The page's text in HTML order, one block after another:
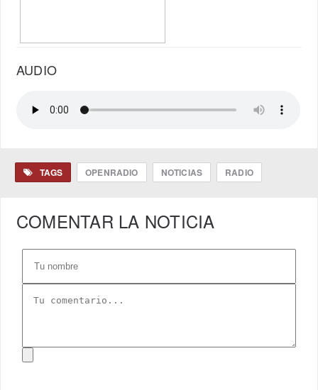
AUDIO
TAGS OPENRADIO NOTICIAS RADIO
COMENTAR LA NOTICIA